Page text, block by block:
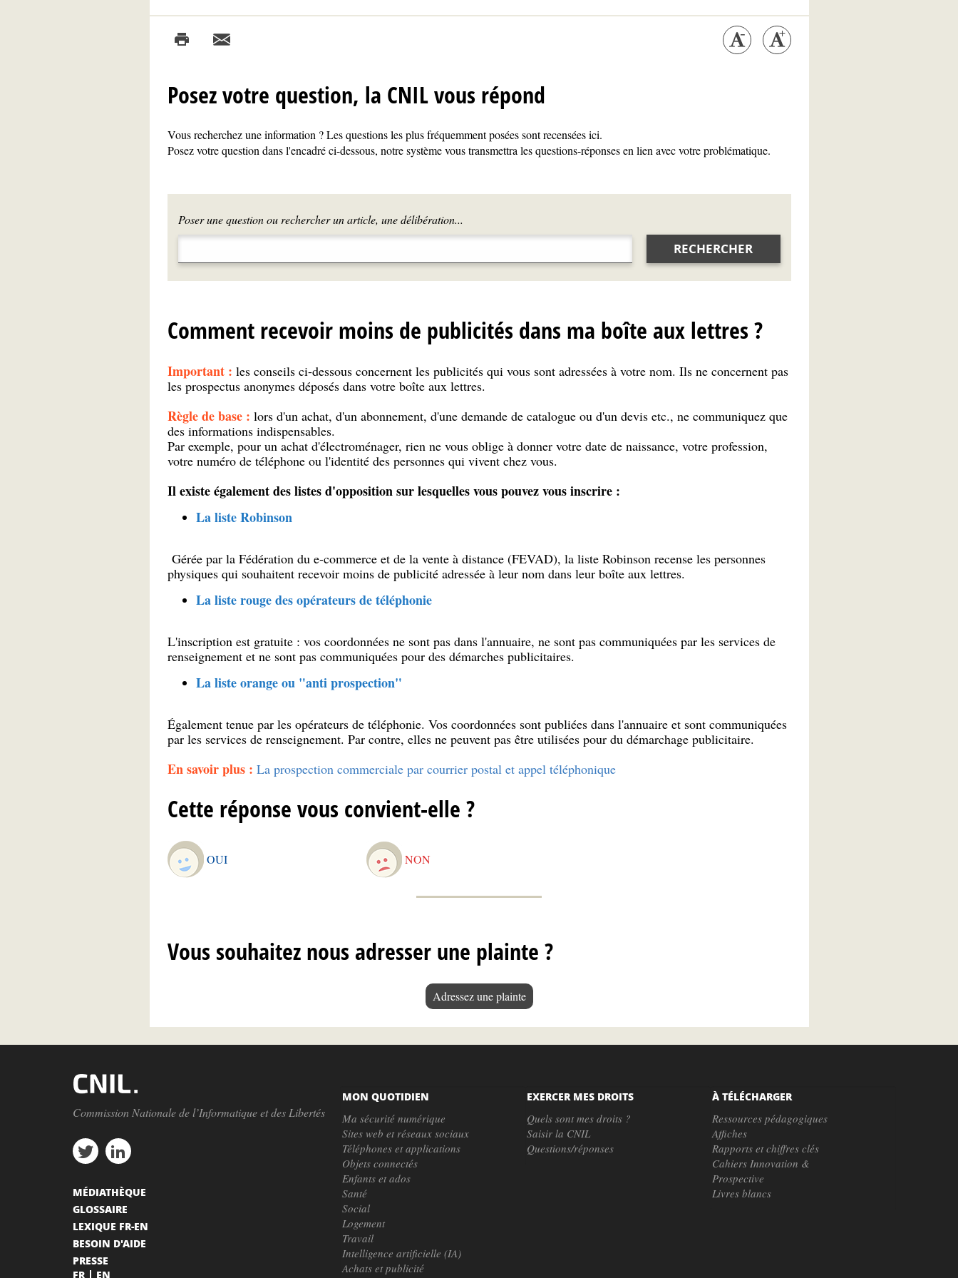
Posez votre question, la CNIL vous répond
Vous recherchez une information ? Les questions les plus fréquemment posées sont recensées ici.
Posez votre question dans l'encadré ci-dessous, notre système vous transmettra les questions-réponses en lien avec votre problématique.
Poser une question ou rechercher un article, une délibération...
RECHERCHER
Comment recevoir moins de publicités dans ma boîte aux lettres ?
Important : les conseils ci-dessous concernent les publicités qui vous sont adressées à votre nom. Ils ne concernent pas
les prospectus anonymes déposés dans votre boîte aux lettres.
Règle de base : lors d'un achat, d'un abonnement, d'une demande de catalogue ou d'un devis etc., ne communiquez que
des informations indispensables.
Par exemple, pour un achat d'électroménager, rien ne vous oblige à donner votre date de naissance, votre profession,
votre numéro de téléphone ou l'identité des personnes qui vivent chez vous.
Il existe également des listes d'opposition sur lesquelles vous pouvez vous inscrire :
La liste Robinson
Gérée par la Fédération du e-commerce et de la vente à distance (FEVAD), la liste Robinson recense les personnes
physiques qui souhaitent recevoir moins de publicité adressée à leur nom dans leur boîte aux lettres.
La liste rouge des opérateurs de téléphonie
L'inscription est gratuite : vos coordonnées ne sont pas dans l'annuaire, ne sont pas communiquées par les services de
renseignement et ne sont pas communiquées pour des démarches publicitaires.
La liste orange ou "anti prospection"
Également tenue par les opérateurs de téléphonie. Vos coordonnées sont publiées dans l'annuaire et sont communiquées
par les services de renseignement. Par contre, elles ne peuvent pas être utilisées pour du démarchage publicitaire.
En savoir plus : La prospection commerciale par courrier postal et appel téléphonique
Cette réponse vous convient-elle ?
OUI NON
Vous souhaitez nous adresser une plainte ?
Adressez une plainte
Commission Nationale de l’Informatique et des Libertés
MON QUOTIDIEN
Ma sécurité numérique
Sites web et réseaux sociaux
Téléphones et applications
Objets connectés
Enfants et ados
Santé
Social
Logement
Travail
Intelligence artificielle (IA)
Achats et publicité
EXERCER MES DROITS
Quels sont mes droits ?
Saisir la CNIL
Questions/réponses
À TÉLÉCHARGER
Ressources pédagogiques
Affiches
Rapports et chiffres clés
Cahiers Innovation &
Prospective
Livres blancs
MÉDIATHÈQUE
GLOSSAIRE
LEXIQUE FR-EN
BESOIN D'AIDE
PRESSE
FR
EN